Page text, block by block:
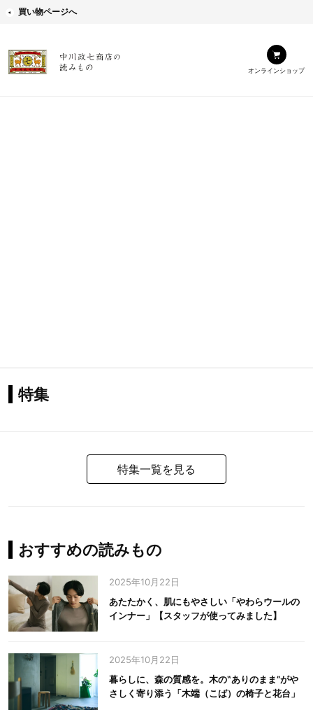
買い物ページへ
オンラインショップ
特集
特集一覧を見る
おすすめの読みもの
2025年10月22日
あたたかく、肌にもやさしい「やわらウールの
インナー」【スタッフが使ってみました】
2025年10月22日
暮らしに、森の質感を。木の‟ありのまま”がや
さしく寄り添う「木端（こば）の椅子と花台」